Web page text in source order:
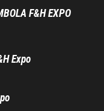
F&H EXPO
Expo